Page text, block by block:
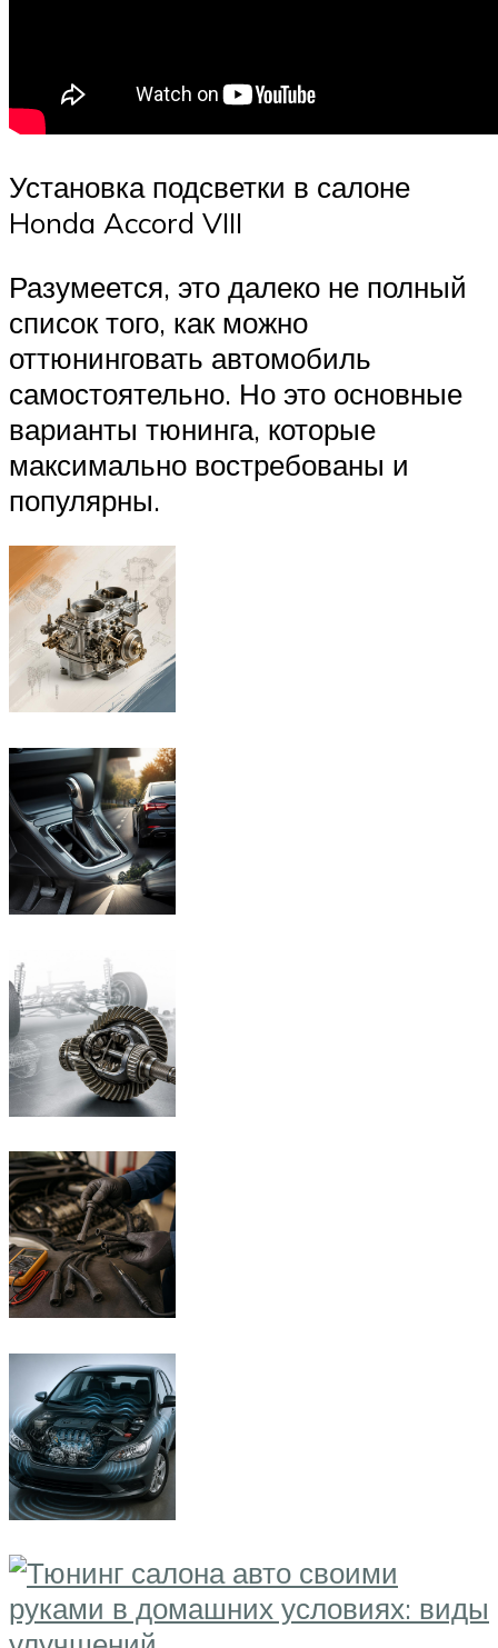
Установка подсветки в салоне
Honda Accord VIII
Разумеется, это далеко не полный
список того, как можно
оттюнинговать автомобиль
самостоятельно. Но это основные
варианты тюнинга, которые
максимально востребованы и
популярны.